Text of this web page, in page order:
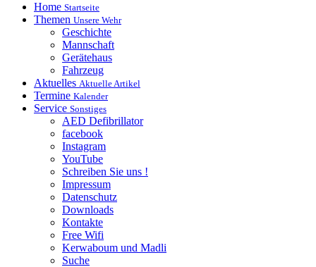
Home Startseite
Themen Unsere Wehr
Geschichte
Mannschaft
Gerätehaus
Fahrzeug
Aktuelles Aktuelle Artikel
Termine Kalender
Service Sonstiges
AED Defibrillator
facebook
Instagram
YouTube
Schreiben Sie uns !
Impressum
Datenschutz
Downloads
Kontakte
Free Wifi
Kerwaboum und Madli
Suche